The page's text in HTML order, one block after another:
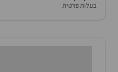
בעלות פרטית